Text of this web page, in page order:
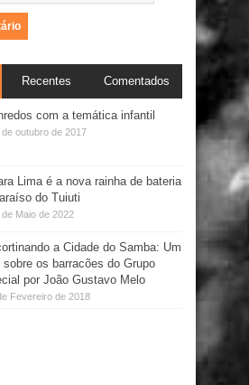
Recentes Comentados
com a temática infantil
de outubro de 2017
Lima é a nova rainha de bateria
do Tuiuti
de Maio de 2022
a Cidade do Samba: Um
sobre os barracões do Grupo
por João Gustavo Melo
Fevereiro de 2018